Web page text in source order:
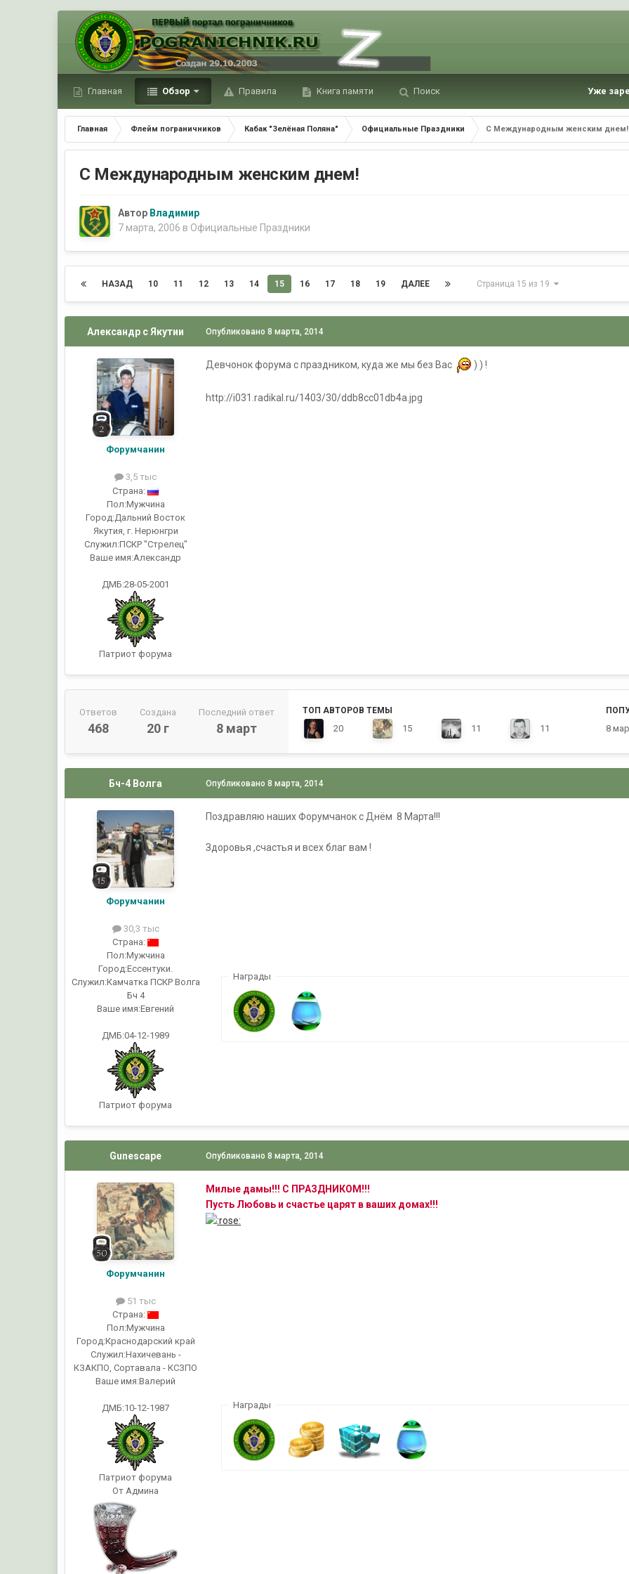
Главная Обзор Правила Книга памяти Поиск Уже
Главная Флейм пограничников Кабак "Зелёная Поляна" Официальные Праздники С Международным женским днем!
С Международным женским днем!
Автор Владимир
7 марта, 2006 в Официальные Праздники
НАЗАД 10 11 12 13 14 15 16 17 18 19 ДАЛЕЕ Страница 15 из 19
Александр с Якутии
Форумчанин
3,5 тыс
Страна:
Пол:Мужчина
Город:Дальний Восток
Якутия, г. Нерюнгри
Служил:ПСКР "Стрелец"
Ваше имя:Александр
ДМБ:28-05-2001
Патриот форума
Опубликовано8 марта, 2014
Девчонок форума с праздником, куда же мы без Вас ) ) !
http://i031.radikal.ru/1403/30/ddb8cc01db4a.jpg
Ответов
468
Создана
20 г
Последний ответ
8 март
ТОП АВТОРОВ ТЕМЫ
20 15 11 11 8
Бч-4 Волга
Форумчанин
30,3 тыс
Страна:
Пол:Мужчина
Город:Ессентуки.
Служил:Камчатка ПСКР Волга
Бч 4
Ваше имя:Евгений
ДМБ:04-12-1989
Патриот форума
Опубликовано8 марта, 2014
Поздравляю наших Форумчанок с Днём 8 Марта!!!
Здоровья ,счастья и всех благ вам !
Награды
Gunescape
Форумчанин
51 тыс
Страна:
Пол:Мужчина
Город:Краснодарский край
Служил:Нахичевань -
КЗАКПО, Сортавала - КСЗПО
Ваше имя:Валерий
ДМБ:10-12-1987
Патриот форума
От Админа
Опубликовано8 марта, 2014
Милые дамы!!! С ПРАЗДНИКОМ!!!
Пусть Любовь и счастье царят в ваших домах!!!
Награды